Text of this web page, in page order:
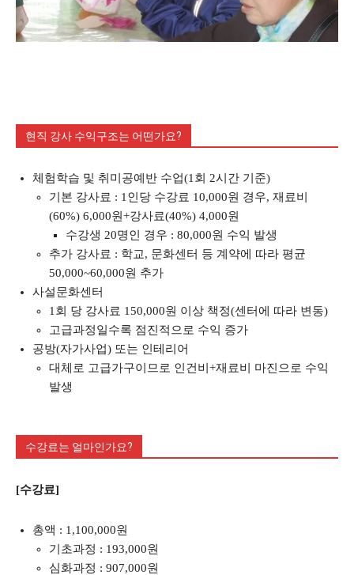
현직 강사 수익구조는 어떤가요?
체험학습 및 취미공예반 수업(1회 2시간 기준)
기본 강사료 : 1인당 수강료 10,000원 경우, 재료비
(60%) 6,000원+강사료(40%) 4,000원
수강생 20명인 경우 : 80,000원 수익 발생
추가 강사료 : 학교, 문화센터 등 계약에 따라 평균
50,000~60,000원 추가
사설문화센터
1회 당 강사료 150,000원 이상 책정(센터에 따라 변동)
고급과정일수록 점진적으로 수익 증가
공방(자가사업) 또는 인테리어
대체로 고급가구이므로 인건비+재료비 마진으로 수익
발생
수강료는 얼마인가요?
[수강료]
총액 : 1,100,000원
기초과정 : 193,000원
심화과정 : 907,000원